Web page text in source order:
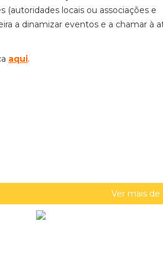
(autoridades locais ou associações e
a dinamizar eventos e a chamar à
aqui.
Ver mais de